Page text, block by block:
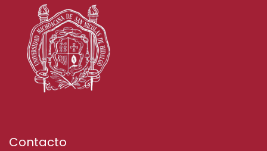
Contacto